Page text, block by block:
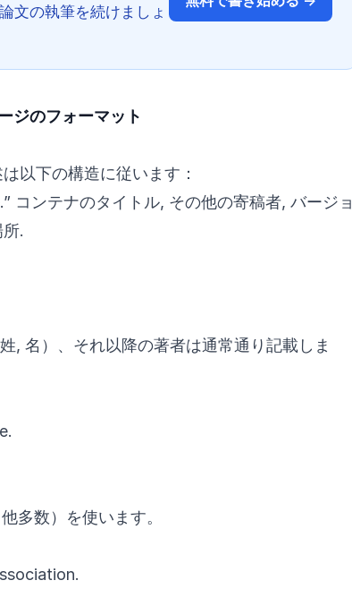
文の執筆を続けましょ
ジのフォーマット
以下の構造に従います：
コンテナのタイトル, その他の寄稿者, バージョ
.
, 名）、それ以降の著者は通常通り記載しま
多数）を使います。